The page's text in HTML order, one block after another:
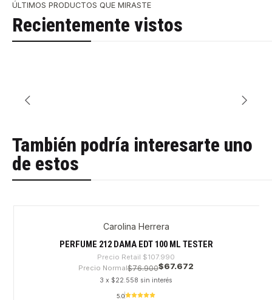
ÚLTIMOS PRODUCTOS QUE MIRASTE
Recientemente vistos
También podría interesarte uno
de estos
Carolina Herrera
PERFUME 212 DAMA EDT 100 ML TESTER
Precio Retail $107.990
Precio Normal$76.900$67.672
3 x $22.558 sin interés
5.0